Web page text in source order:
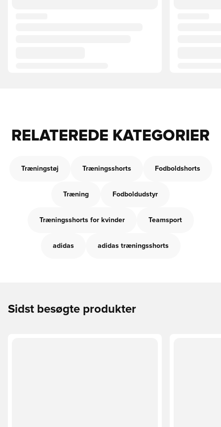
RELATEREDE KATEGORIER
Træningstøj Træningsshorts Fodboldshorts
Træning Fodboldudstyr
Træningsshorts for kvinder Teamsport
adidas adidas træningsshorts
Sidst besøgte produkter